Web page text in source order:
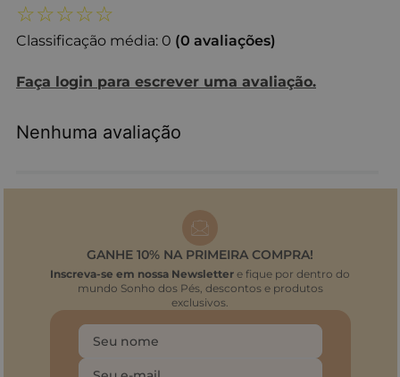
☆☆☆☆☆
Classificação média: 0 (0 avaliações)
Faça login para escrever uma avaliação.
Nenhuma avaliação
GANHE 10% NA PRIMEIRA COMPRA!
Inscreva-se em nossa Newsletter e fique por dentro do
mundo Sonho dos Pés, descontos e produtos
exclusivos.